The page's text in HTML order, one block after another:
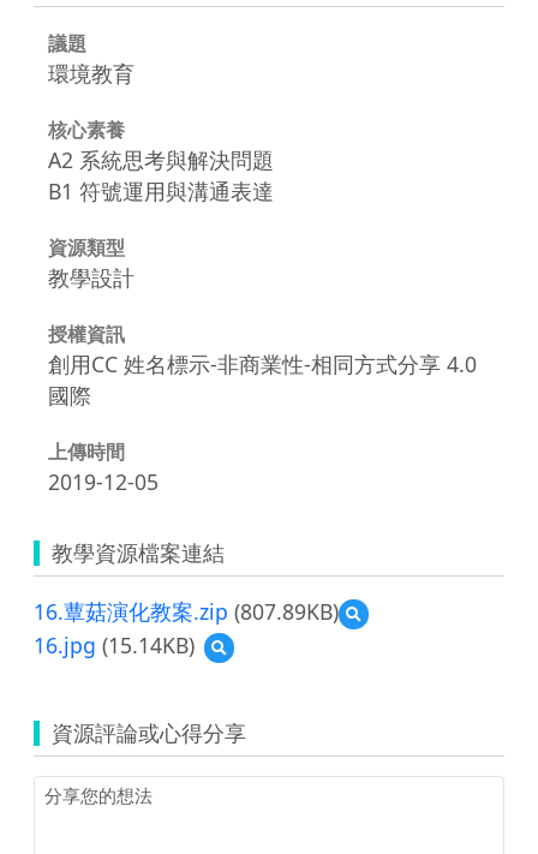
議題
環境教育
核心素養
A2 系統思考與解決問題
B1 符號運用與溝通表達
資源類型
教學設計
授權資訊
創用CC 姓名標示-非商業性-相同方式分享 4.0
國際
上傳時間
2019-12-05
教學資源檔案連結
16.蕈菇演化教案.zip (807.89KB)
預
覽
教
16.jpg (15.14KB)
預
覽
資源評論或心得分享